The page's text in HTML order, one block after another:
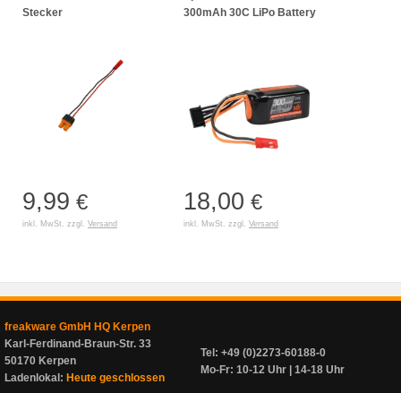
Stecker
9,99 €
inkl. MwSt. zzgl. Versand
300mAh 30C LiPo Battery
18,00 €
inkl. MwSt. zzgl. Versand
freakware GmbH HQ Kerpen
Karl-Ferdinand-Braun-Str. 33
50170 Kerpen
Ladenlokal: Heute geschlossen
Tel: +49 (0)2273-60188-0
Mo-Fr: 10-12 Uhr | 14-18 Uhr